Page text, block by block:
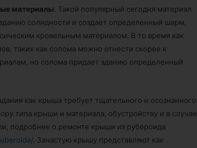
материалы. Такой популярный сегодня материал
солидности и создает определенный шарм,
кровельным материалом. В то время как
таких как солома можно отнести скорее к
но солома придает зданию определенный
как крыша требует тщательного и осознанного
типа крыши и материала, обустройству и в случае
подробнее о ремонте крыши из рубероида
. Зачастую крышу представляют как